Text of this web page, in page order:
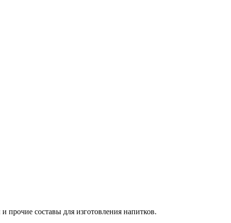
составы для изготовления напитков.